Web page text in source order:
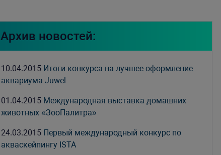
Архив новостей:
10.04.2015 Итоги конкурса на лучшее оформление
аквариума Juwel
01.04.2015 Международная выставка домашних
животных «ЗооПалитра»
24.03.2015 Первый международный конкурс по
акваскейпингу ISTA